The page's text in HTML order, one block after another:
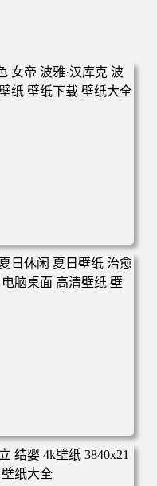
波雅·汉库克 波雅汉库
载 壁纸大全
闲 夏日壁纸 治愈系 童
高清壁纸 壁纸下载 壁